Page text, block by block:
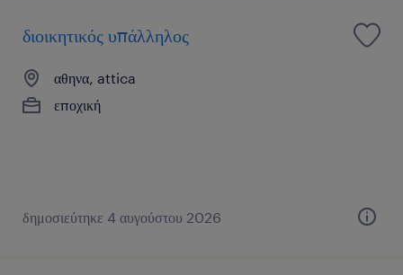
διοικητικός υπάλληλος
αθηνα, attica
εποχική
δημοσιεύτηκε 4 αυγούστου 2026